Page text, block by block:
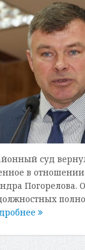
суд
в
Погорелова.